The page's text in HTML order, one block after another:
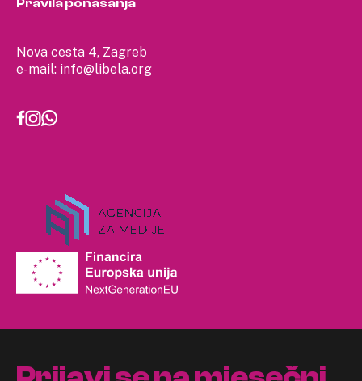
Nova cesta 4, Zagreb
e-mail: info@libela.org
Pravila ponašanja